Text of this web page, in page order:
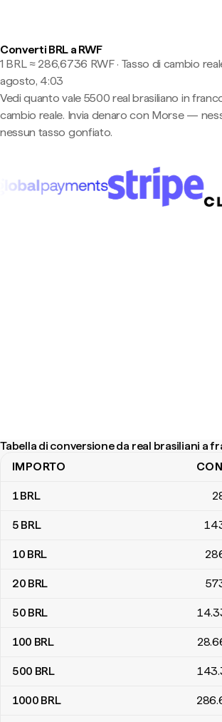
Converti BRL a RWF
1 BRL ≈ 286,6736 RWF · Tasso di cambio
agosto, 4:03
Vedi quanto vale 5500 real brasiliano in
cambio reale. Invia denaro con Morse —
nessun tasso gonfiato.
Tabella di conversione da real brasiliani a
Tabella di conversione da real brasiliani a
IMPORTO
1BRL
5 BRL
10 BRL
20 BRL
50 BRL
100 BRL
500 BRL
1000 BRL